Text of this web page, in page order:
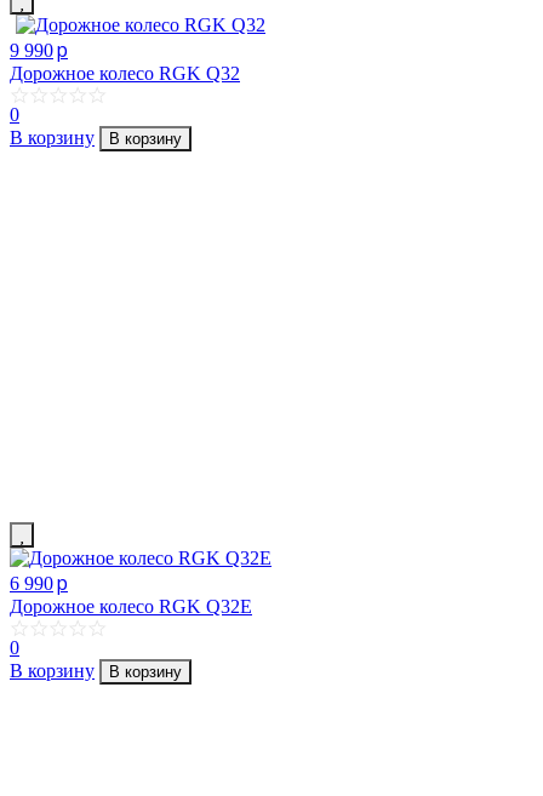
9 990p
Дорожное колесо RGK Q32
0
В корзину
В корзину
6 990p
Дорожное колесо RGK Q32E
0
В корзину
В корзину